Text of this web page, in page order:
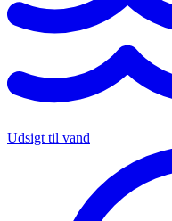
Udsigt til vand